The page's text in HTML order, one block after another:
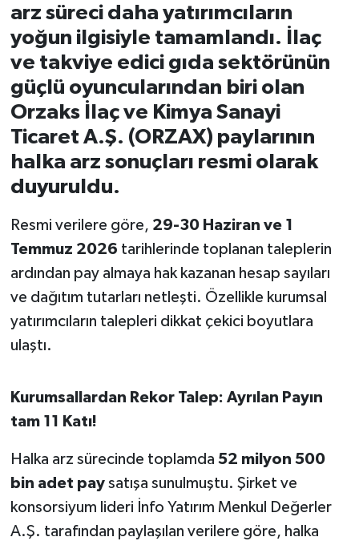
arz süreci daha yatırımcıların
yoğun ilgisiyle tamamlandı. İlaç
ve takviye edici gıda sektörünün
güçlü oyuncularından biri olan
Orzaks İlaç ve Kimya Sanayi
Ticaret A.Ş. (ORZAX) paylarının
halka arz sonuçları resmi olarak
duyuruldu.
Resmi verilere göre, 29-30 Haziran ve 1
Temmuz 2026 tarihlerinde toplanan taleplerin
ardından pay almaya hak kazanan hesap sayıları
ve dağıtım tutarları netleşti. Özellikle kurumsal
yatırımcıların talepleri dikkat çekici boyutlara
ulaştı.
Kurumsallardan Rekor Talep: Ayrılan Payın
tam 11 Katı!
Halka arz sürecinde toplamda 52 milyon 500
bin adet paysatışa sunulmuştu. Şirket ve
konsorsiyum lideri İnfo Yatırım Menkul Değerler
A.Ş. tarafından paylaşılan verilere göre, halka
Havran
İvrindi
KENT GÜNDEMİ
Kepsut
KÜLTÜR-SANAT
MANŞET
Manyas
OTOMOTİV
SAĞLIK
Savaştepe